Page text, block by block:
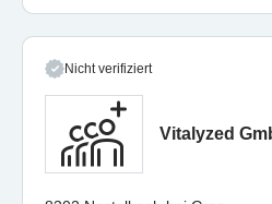
Nicht verifiziert
Vitalyzed